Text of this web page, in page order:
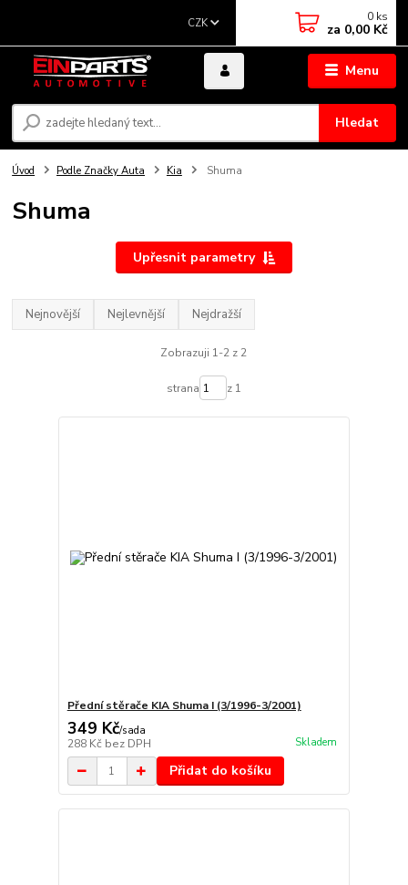
Menu
CZK
Hledat
0 ks
za 0,00 Kč
Úvod Podle Značky Auta Kia Shuma
Shuma
Upřesnit parametry
Nejnovější Nejlevnější Nejdražší
Zobrazuji 1-2 z 2
strana z 1
Přední stěrače KIA Shuma I (3/1996-3/2001)
349 Kč/sada
288 Kč bez DPH Skladem
Přidat do košíku